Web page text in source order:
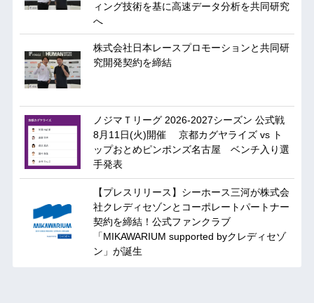
ィング技術を基に⾼速データ分析を共同研究
へ
株式会社日本レースプロモーションと共同研
究開発契約を締結
ノジマＴリーグ 2026-2027シーズン 公式戦
8月11日(火)開催 京都カグヤライズ vs ト
ップおとめピンポンズ名古屋 ベンチ入り選
手発表
【プレスリリース】シーホース三河が株式会
社クレディセゾンとコーポレートパートナー
契約を締結！公式ファンクラブ
「MIKAWARIUM supported byクレディセゾ
ン」が誕生